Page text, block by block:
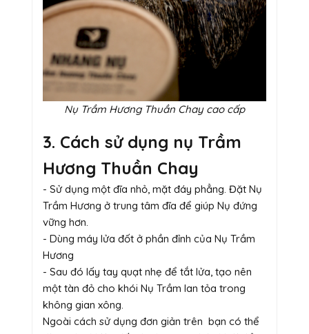
Nụ Trầm Hương Thuần Chay cao cấp
3. Cách sử dụng nụ Trầm
Hương Thuần Chay
- Sử dụng một đĩa nhỏ, mặt đáy phẳng. Đặt Nụ
Trầm Hương ở trung tâm đĩa để giúp Nụ đứng
vững hơn.
- Dùng máy lửa đốt ở phần đỉnh của Nụ Trầm
Hương
- Sau đó lấy tay quạt nhẹ để tắt lửa, tạo nên
một tàn đỏ cho khói Nụ Trầm lan tỏa trong
không gian xông.
Ngoài cách sử dụng đơn giản trên bạn có thể